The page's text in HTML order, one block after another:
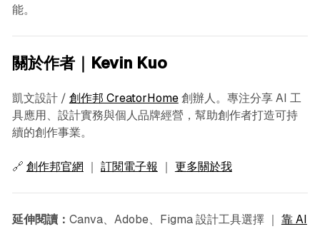
能。
關於作者｜Kevin Kuo
凱文設計 / 創作邦 CreatorHome創辦人。專注分享 AI 工
具應用、設計實務與個人品牌經營，幫助創作者打造可持
續的創作事業。
🔗 創作邦官網 訂閱電子報 更多關於我
延伸閱讀： Canva、Adobe、Figma 設計工具選擇 ｜ 靠 AI